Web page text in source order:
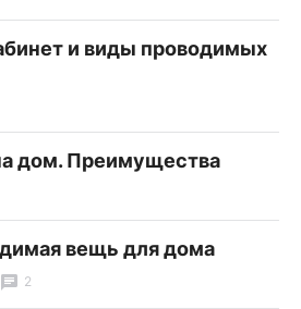
и виды проводимых
дом. Преимущества
вещь для дома
2